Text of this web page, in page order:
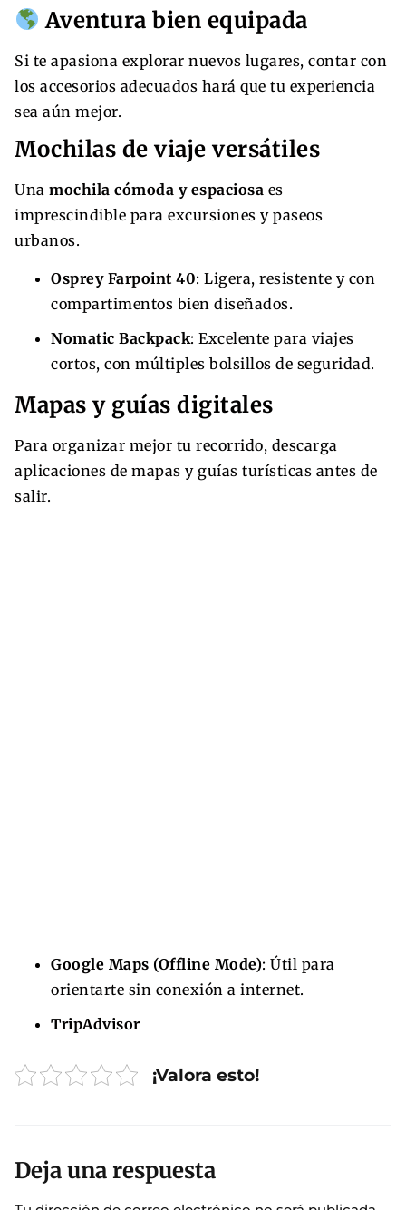
Aventura bien equipada
Si te apasiona explorar nuevos lugares, contar con
los accesorios adecuados hará que tu experiencia
sea aún mejor.
Mochilas de viaje versátiles
Una mochila cómoda y espaciosa es
imprescindible para excursiones y paseos
urbanos.
Osprey Farpoint 40: Ligera, resistente y con
compartimentos bien diseñados.
Nomatic Backpack: Excelente para viajes
cortos, con múltiples bolsillos de seguridad.
Mapas y guías digitales
Para organizar mejor tu recorrido, descarga
aplicaciones de mapas y guías turísticas antes de
salir.
Google Maps (Offline Mode): Útil para
orientarte sin conexión a internet.
TripAdvisor
¡Valora esto!
Deja una respuesta